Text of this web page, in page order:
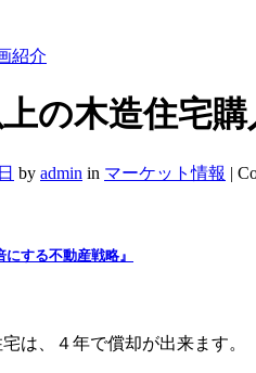
紹介
の木造住宅購
by admin in マーケット情報 |
にする不動産戦略』
は、４年で償却が出来ます。